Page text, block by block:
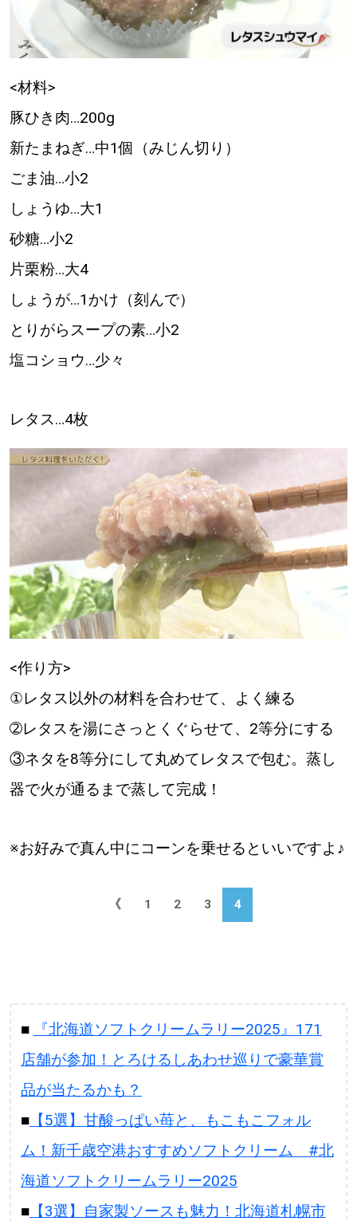
北海道で暮らす、あなたとつくる、
Sitakkeパートナー
情報提供・お問い合わせ 利用規約
閉じる
札幌
道北
道東
KEYWORD
Sitakke編集部あい
【いろんな価値観や生き方に触れたい】
【まったり楽しみたい】 札幌市
【札幌のお気に入りを見つけたい】
【道央のお気に入りを見つけたい】
【道北のお気に入りを見つけたい】
【道東のお気に入りを見つけたい】
<材料>
豚ひき肉…200g
新たまねぎ…中1個（みじん切り）
ごま油…小2
しょうゆ…大1
砂糖…小2
片栗粉…大4
しょうが…1かけ（刻んで）
とりがらスープの素…小2
塩コショウ…少々
レタス…4枚
<作り方>
①レタス以外の材料を合わせて、よく練る
➁レタスを湯にさっとくぐらせて、2等分にする
③ネタを8等分にして丸めてレタスで包む。蒸し
器で火が通るまで蒸して完成！
※お好みで真ん中にコーンを乗せるといいですよ♪
《 1 2 3 4
■
『北海道ソフトクリームラリー2025』171
店舗が参加！とろけるしあわせ巡りで豪華賞
品が当たるかも？
■【5選】甘酸っぱい苺と、もこもこフォル
ム！新千歳空港おすすめソフトクリーム #北
海道ソフトクリームラリー2025
■【3選】自家製ソースも魅力！北海道札幌市